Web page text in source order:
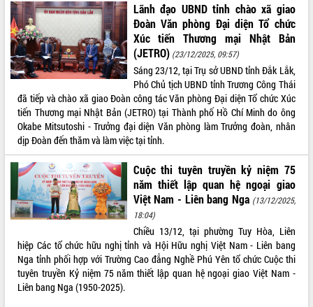
Kỳ họp thứ Hai, Hội đồng nhân dân
tỉnh khóa XI quyết nghị nhiều nội dung
quan trọng
Bí thư Tỉnh ủy Lương Nguyễn Minh
Triết thăm, tặng quà người có công với
cách mạng
Rà soát, hoàn thiện hệ thống thiết chế
văn hóa, thể thao đáp ứng yêu cầu
phát triển mới
Thường trực HĐND tỉnh Đắk Lắk gặp
mặt Đoàn chuyên gia y tế TP. Hồ Chí
Minh
Lễ truy điệu và an táng hài cốt liệt sĩ
tại Nghĩa trang Liệt sĩ xã Sơn Hòa
Bàn giải pháp tháo gỡ khó khăn trong
xuất khẩu sầu riêng và triển khai quy
định EUDR
Thứ trưởng Bộ Nông nghiệp và Môi
trường Nguyễn Hoàng Hiệp khảo sát
vùng trồng và doanh nghiệp đóng gói
Hôm nay: 28589
Tất cả: 66141703
Lãnh đạo UBND tỉnh chào xã giao
Đoàn Văn phòng Đại diện Tổ chức
Xúc tiến Thương mại Nhật Bản
(JETRO) (23/12/2025, 09:57)
Sáng 23/12, tại Trụ sở UBND tỉnh Đắk Lắk,
Phó Chủ tịch UBND tỉnh Trương Công Thái
đã tiếp và chào xã giao Đoàn công tác Văn phòng Đại diện Tổ chức Xúc
tiến Thương mại Nhật Bản (JETRO) tại Thành phố Hồ Chí Minh do ông
Okabe Mitsutoshi - Trưởng đại diện Văn phòng làm Trưởng đoàn, nhân
dịp Đoàn đến thăm và làm việc tại tỉnh.
Cuộc thi tuyên truyền kỷ niệm 75
năm thiết lập quan hệ ngoại giao
Việt Nam - Liên bang Nga (13/12/2025,
18:04)
Chiều 13/12, tại phường Tuy Hòa, Liên
hiệp Các tổ chức hữu nghị tỉnh và Hội Hữu nghị Việt Nam - Liên bang
Nga tỉnh phối hợp với Trường Cao đẳng Nghề Phú Yên tổ chức Cuộc thi
tuyên truyền Kỷ niệm 75 năm thiết lập quan hệ ngoại giao Việt Nam -
Liên bang Nga (1950-2025).